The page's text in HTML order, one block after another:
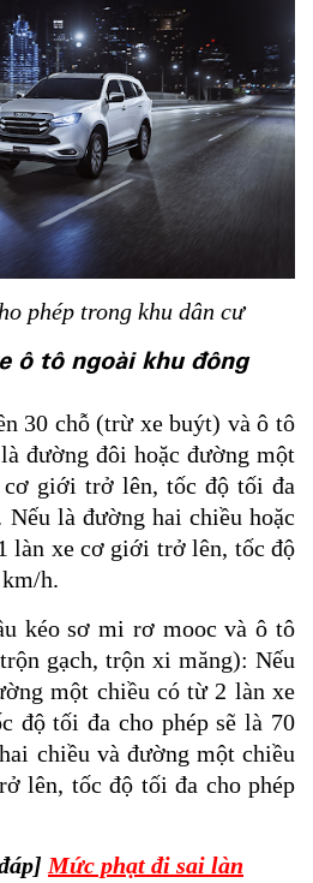
phép trong khu dân cư
ô tô ngoài khu đông
30 chỗ (trừ xe buýt) và ô tô
đường đôi hoặc đường một
giới trở lên, tốc độ tối đa
là đường hai chiều hoặc
làn xe cơ giới trở lên, tốc độ
h.
kéo sơ mi rơ mooc và ô tô
gạch, trộn xi măng): Nếu
một chiều có từ 2 làn xe
độ tối đa cho phép sẽ là 70
chiều và đường một chiều
lên, tốc độ tối đa cho phép
Mức phạt đi sai làn